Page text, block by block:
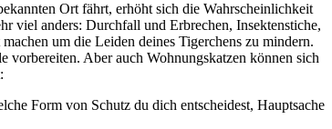
Ort fährt, erhöht sich die Wahrscheinlichkeit
viel anders: Durchfall und Erbrechen, Insektenstiche,
um die Leiden deines Tigerchens zu mindern.
Aber auch Wohnungskatzen können sich
Form von Schutz du dich entscheidest, Hauptsache